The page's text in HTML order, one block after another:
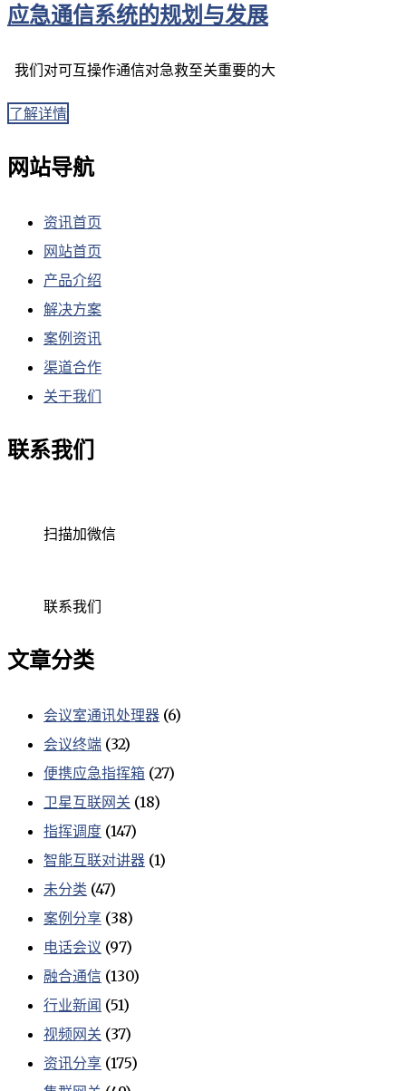
应急通信系统的规划与发展
我们对可互操作通信对急救至关重要的大
了解详情
网站导航
资讯首页
网站首页
产品介绍
解决方案
案例资讯
渠道合作
关于我们
联系我们
扫描加微信
联系我们
文章分类
会议室通讯处理器 (6)
会议终端 (32)
便携应急指挥箱 (27)
卫星互联网关 (18)
指挥调度 (147)
智能互联对讲器 (1)
未分类 (47)
案例分享 (38)
电话会议 (97)
融合通信 (130)
行业新闻 (51)
视频网关 (37)
资讯分享 (175)